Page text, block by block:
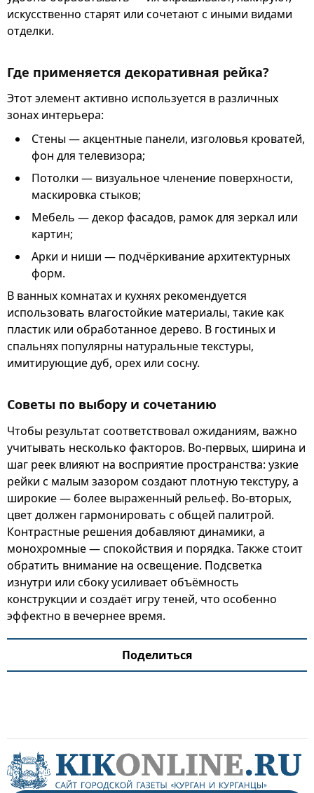
искусственно старят или сочетают с иными видами
отделки.
Где применяется декоративная рейка?
Этот элемент активно используется в различных
зонах интерьера:
Стены — акцентные панели, изголовья кроватей,
фон для телевизора;
Потолки — визуальное членение поверхности,
маскировка стыков;
Мебель — декор фасадов, рамок для зеркал или
картин;
Арки и ниши — подчёркивание архитектурных
форм.
В ванных комнатах и кухнях рекомендуется
использовать влагостойкие материалы, такие как
пластик или обработанное дерево. В гостиных и
спальнях популярны натуральные текстуры,
имитирующие дуб, орех или сосну.
Советы по выбору и сочетанию
Чтобы результат соответствовал ожиданиям, важно
учитывать несколько факторов. Во-первых, ширина и
шаг реек влияют на восприятие пространства: узкие
рейки с малым зазором создают плотную текстуру, а
широкие — более выраженный рельеф. Во-вторых,
цвет должен гармонировать с общей палитрой.
Контрастные решения добавляют динамики, а
монохромные — спокойствия и порядка. Также стоит
обратить внимание на освещение. Подсветка
изнутри или сбоку усиливает объёмность
конструкции и создаёт игру теней, что особенно
эффектно в вечернее время.
Поделиться